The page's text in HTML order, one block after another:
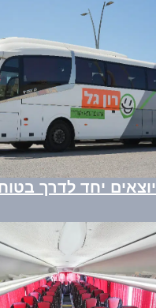
יוצאים יחד לדרך